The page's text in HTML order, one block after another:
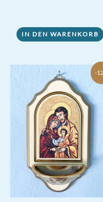
IN DEN WARENKORB
-